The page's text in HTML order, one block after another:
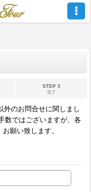
STEP 3
完了
外のお問合せに関しまし
数ではございますが、各
願い致します。